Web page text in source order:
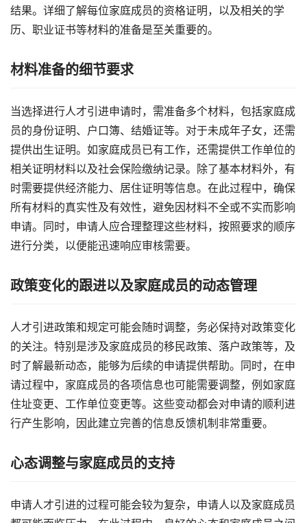
结果。详细了解每位家庭成员的资格证明，以及相关的学
历、职业证书等材料的准备是至关重要的。
材料准备的细节要求
当选择进行人才引进申请时，需准备多个材料，包括家庭成
员的身份证明、户口簿、结婚证等。对于未成年子女，还需
提供出生证明。如家庭成员已有工作，还需提供工作单位的
相关证明材料以及社会保险缴纳记录。除了基本材料外，有
时需要提供经济能力、居住证明等信息。在此过程中，确保
所有材料的真实性及有效性，避免因材料不全或不实而影响
申请。同时，申请人应合理整理这些材料，按照要求的顺序
进行分类，以便能迅速响应审核需要。
政策变化的跟进以及家庭成员的动态管理
人才引进政策和规定可能会随时调整，务必保持对政策变化
的关注。特别是涉及家庭成员的移民政策、落户政策等，及
时了解最新动态，能够为后续的申请提供帮助。同时，在申
请过程中，家庭成员的各项信息也可能需要调整，例如家庭
住址变更、工作单位变更等。这些变动都会对申请的顺利进
行产生影响，因此建立完善的信息反馈机制非常重要。
心态调整与家庭成员的支持
申请人才引进的过程可能会较为复杂，申请人以及家庭成员